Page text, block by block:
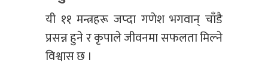
यी ११ मन्त्रहरू जप्दा गणेश भगवान् चाँडै
प्रसन्न हुने र कृपाले जीवनमा सफलता मिल्ने
विश्वास छ ।